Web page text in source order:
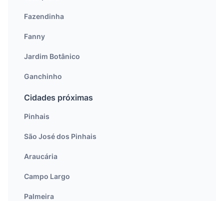
Fazendinha
Fanny
Jardim Botânico
Ganchinho
Cidades próximas
Pinhais
São José dos Pinhais
Araucária
Campo Largo
Palmeira